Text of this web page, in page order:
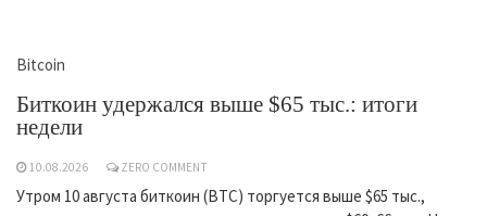
Bitcoin
Биткоин удержался выше $65 тыс.: итоги
недели
10.08.2026 ZERO COMMENT
Утром 10 августа биткоин (BTC) торгуется выше $65 тыс.,